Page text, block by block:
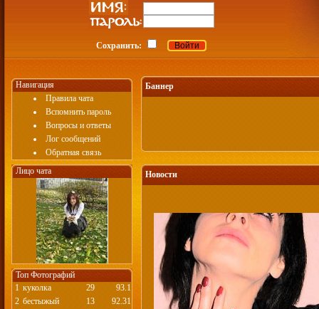
Сохранить:
Навигация
Правила чата
Вспомнить пароль
Вопросы и ответы
Лог сообщений
Обратная связь
Лицо чата
Топ Фотографий
1 куколка 29
93.1
2 бестыжый 13
92.31
Баннер
Новости